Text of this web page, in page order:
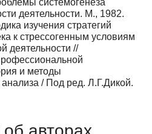
деятельности. М., 1982.
изучения стратегий
к стрессогенным условиям
деятельности //
и методы
анализа / Под ред. Л.Г.Дикой.